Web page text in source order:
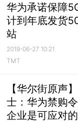
华为承诺保障
计到年底发货
站
2019-06-27 10:21
TMT
【华尔街原声
士：华为禁购
企业是可应对的